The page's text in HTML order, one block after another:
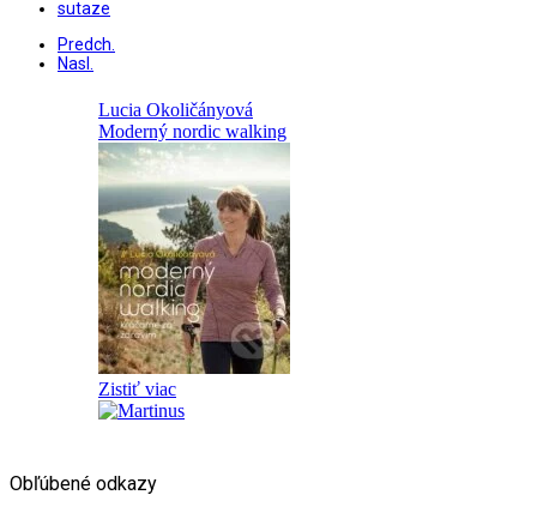
sutaze
Predch.
Nasl.
Obľúbené odkazy